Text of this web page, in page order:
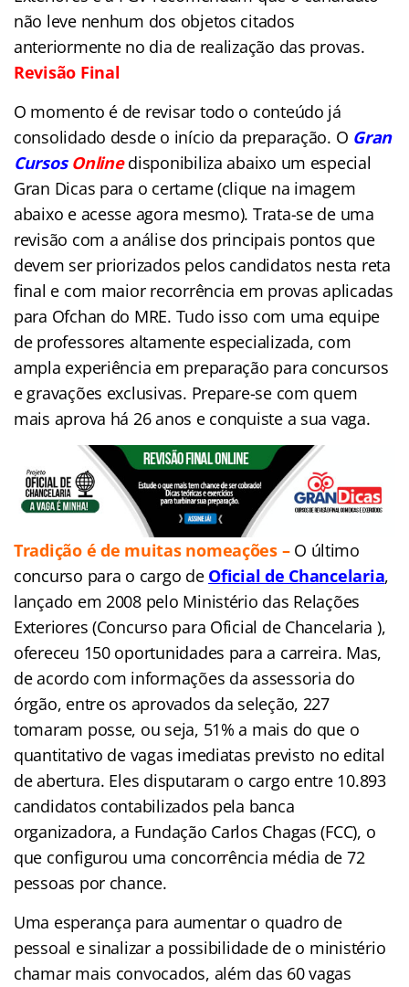
não leve nenhum dos objetos citados
anteriormente no dia de realização das provas.
Revisão Final
O momento é de revisar todo o conteúdo já
consolidado desde o início da preparação. O Gran
Cursos Onlinedisponibiliza abaixo um especial
Gran Dicas para o certame (clique na imagem
abaixo e acesse agora mesmo). Trata-se de uma
revisão com a análise dos principais pontos que
devem ser priorizados pelos candidatos nesta reta
final e com maior recorrência em provas aplicadas
para Ofchan do MRE. Tudo isso com uma equipe
de professores altamente especializada, com
ampla experiência em preparação para concursos
e gravações exclusivas. Prepare-se com quem
mais aprova há 26 anos e conquiste a sua vaga.
Tradição é de muitas nomeações – O último
concurso para o cargo de Oficial de Chancelaria,
lançado em 2008 pelo Ministério das Relações
Exteriores (Concurso para Oficial de Chancelaria ),
ofereceu 150 oportunidades para a carreira. Mas,
de acordo com informações da assessoria do
órgão, entre os aprovados da seleção, 227
tomaram posse, ou seja, 51% a mais do que o
quantitativo de vagas imediatas previsto no edital
de abertura. Eles disputaram o cargo entre 10.893
candidatos contabilizados pela banca
organizadora, a Fundação Carlos Chagas (FCC), o
que configurou uma concorrência média de 72
pessoas por chance.
Uma esperança para aumentar o quadro de
pessoal e sinalizar a possibilidade de o ministério
chamar mais convocados, além das 60 vagas